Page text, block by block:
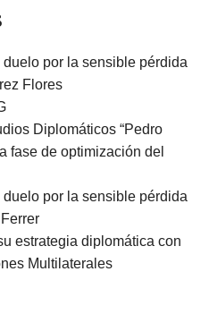
por la sensible pérdida
Flores
Diplomáticos “Pedro
fase de optimización del
por la sensible pérdida
estrategia diplomática con
Multilaterales